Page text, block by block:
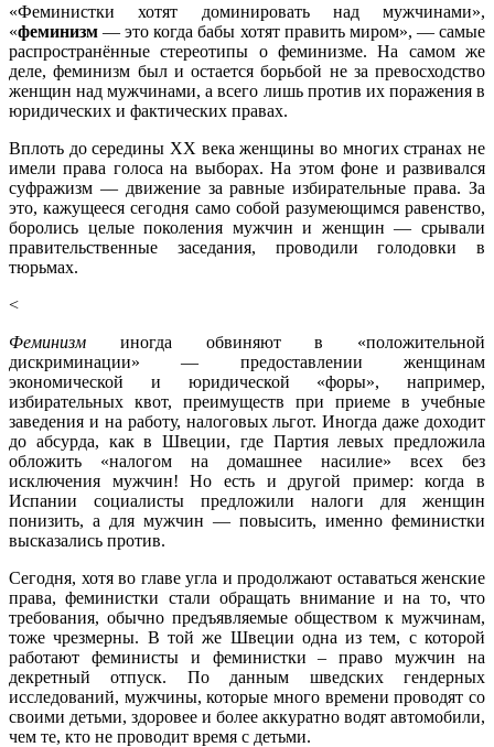
«Феминистки хотят доминировать над мужчинами»,
«феминизм — это когда бабы хотят править миром», — самые
распространённые стереотипы о феминизме. На самом же
деле, феминизм был и остается борьбой не за превосходство
женщин над мужчинами, а всего лишь против их поражения в
юридических и фактических правах.
Вплоть до середины XX века женщины во многих странах не
имели права голоса на выборах. На этом фоне и развивался
суфражизм — движение за равные избирательные права. За
это, кажущееся сегодня само собой разумеющимся равенство,
боролись целые поколения мужчин и женщин — срывали
правительственные заседания, проводили голодовки в
тюрьмах.
<
Феминизм иногда обвиняют в «положительной
дискриминации» — предоставлении женщинам
экономической и юридической «форы», например,
избирательных квот, преимуществ при приеме в учебные
заведения и на работу, налоговых льгот. Иногда даже доходит
до абсурда, как в Швеции, где Партия левых предложила
обложить «налогом на домашнее насилие» всех без
исключения мужчин! Но есть и другой пример: когда в
Испании социалисты предложили налоги для женщин
понизить, а для мужчин — повысить, именно феминистки
высказались против.
Сегодня, хотя во главе угла и продолжают оставаться женские
права, феминистки стали обращать внимание и на то, что
требования, обычно предъявляемые обществом к мужчинам,
тоже чрезмерны. В той же Швеции одна из тем, с которой
работают феминисты и феминистки – право мужчин на
декретный отпуск. По данным шведских гендерных
исследований, мужчины, которые много времени проводят со
своими детьми, здоровее и более аккуратно водят автомобили,
чем те, кто не проводит время с детьми.